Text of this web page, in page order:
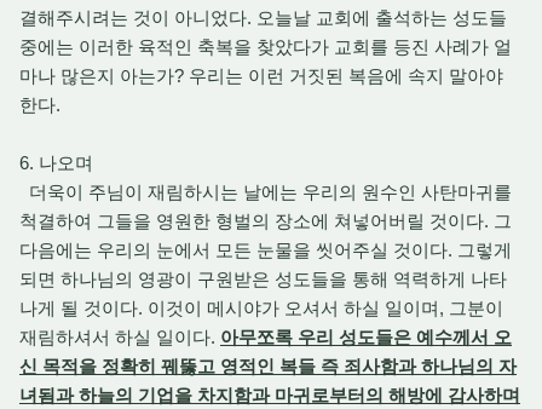
결해주시려는 것이 아니었다. 오늘날 교회에 출석하는 성도들
중에는 이러한 육적인 축복을 찾았다가 교회를 등진 사례가 얼
마나 많은지 아는가? 우리는 이런 거짓된 복음에 속지 말아야
한다.
6. 나오며
더욱이 주님이 재림하시는 날에는 우리의 원수인 사탄마귀를
척결하여 그들을 영원한 형벌의 장소에 쳐넣어버릴 것이다. 그
다음에는 우리의 눈에서 모든 눈물을 씻어주실 것이다. 그렇게
되면 하나님의 영광이 구원받은 성도들을 통해 역력하게 나타
나게 될 것이다. 이것이 메시야가 오셔서 하실 일이며, 그분이
재림하셔서 하실 일이다. 아무쪼록 우리 성도들은 예수께서 오
신 목적을 정확히 꿰뚫고 영적인 복들 즉 죄사함과 하나님의 자
녀됨과 하늘의 기업을 차지함과 마귀로부터의 해방에 감사하며